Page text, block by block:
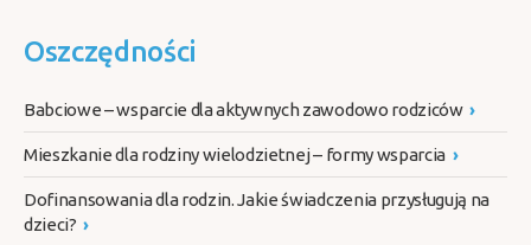
Oszczędności
Babciowe – wsparcie dla aktywnych zawodowo rodziców ›
Mieszkanie dla rodziny wielodzietnej – formy wsparcia ›
Dofinansowania dla rodzin. Jakie świadczenia przysługują na
dzieci? ›